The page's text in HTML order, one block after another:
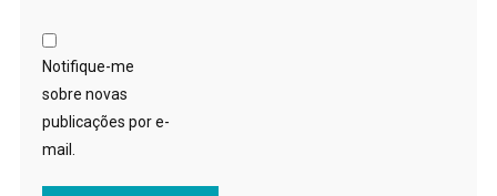
Notifique-me
sobre novas
publicações por e-
mail.